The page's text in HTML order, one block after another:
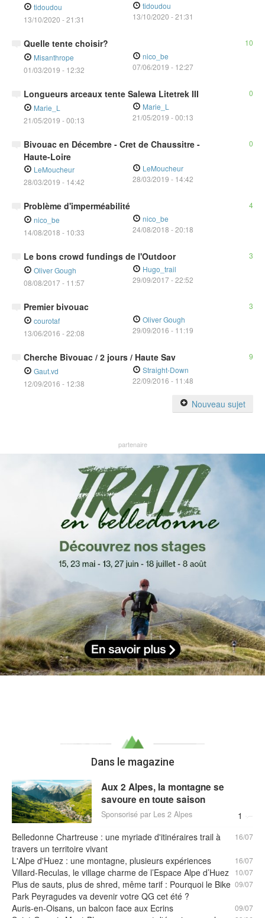
tidoudou
13/10/2020 - 21:31
tidoudou
13/10/2020 -21:31
Quelle tente choisir?
10
Misanthrope
01/03/2019 - 12:32
nico_be
07/06/2019 -12:27
Longueurs arceaux tente Salewa Litetrek III
0
Marie_L
21/05/2019 - 00:13
Marie_L
21/05/2019 -00:13
Bivouac en Décembre - Cret de Chaussitre -
Haute-Loire
0
LeMoucheur
28/03/2019 - 14:42
LeMoucheur
28/03/2019 -14:42
Problème d'imperméabilité
4
nico_be
14/08/2018 - 10:33
nico_be
24/08/2018 -20:18
Le bons crowd fundings de l'Outdoor
3
Oliver Gough
08/08/2017 - 11:57
Hugo_trail
29/09/2017-22:52
Premier bivouac
3
courotaf
13/06/2016 - 22:08
Oliver Gough
29/09/2016 -11:19
Cherche Bivouac / 2 jours / Haute Sav
9
Gaut.vd
12/09/2016 - 12:38
Straight-Down
22/09/2016 -11:48
Nouveau sujet
Dans le magazine
Aux 2 Alpes, la montagne se
savoure en toute saison
1
Sponsorisé par Les 2 Alpes
16/07
Belledonne Chartreuse : une myriade d'itinéraires trail à
travers un territoire vivant
16/07
L'Alpe d'Huez : une montagne, plusieurs expériences
10/07
Villard-Reculas, le village charme de l’Espace Alpe d’Huez
09/07
Plus de sauts, plus de shred, même tarif : Pourquoi le Bike
Park Peyragudes va devenir votre QG cet été ?
09/07
Auris-en-Oisans, un balcon face aux Ecrins